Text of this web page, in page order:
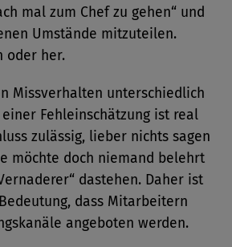
mal zum Chef zu gehen“ und
Umstände mitzuteilen.
oder her.
Missverhalten unterschiedlich
Fehleinschätzung ist real
zulässig, lieber nichts sagen
möchte doch niemand belehrt
dastehen. Daher ist
dass Mitarbeitern
angeboten werden.